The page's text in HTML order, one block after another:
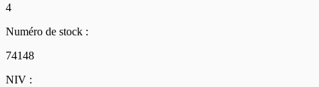
4
Numéro de stock :
74148
NIV :